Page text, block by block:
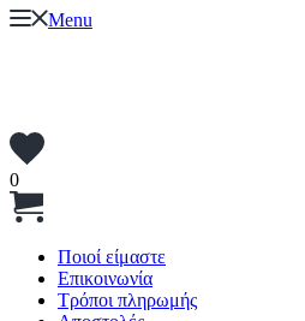
Menu
0
Ποιοί είμαστε
Επικοινωνία
Τρόποι πληρωμής